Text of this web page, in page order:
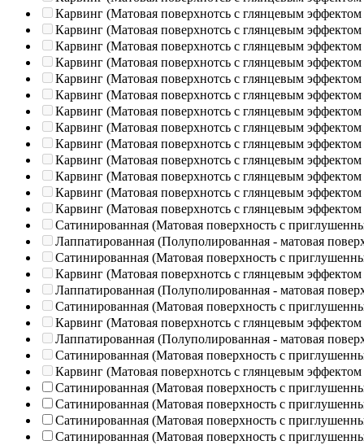
Карвинг (Матовая поверхнотсь с глянцевым эффектом
Карвинг (Матовая поверхнотсь с глянцевым эффектом
Карвинг (Матовая поверхнотсь с глянцевым эффектом
Карвинг (Матовая поверхнотсь с глянцевым эффектом
Карвинг (Матовая поверхнотсь с глянцевым эффектом
Карвинг (Матовая поверхнотсь с глянцевым эффектом
Карвинг (Матовая поверхнотсь с глянцевым эффектом
Карвинг (Матовая поверхнотсь с глянцевым эффектом
Карвинг (Матовая поверхнотсь с глянцевым эффектом
Карвинг (Матовая поверхнотсь с глянцевым эффектом
Карвинг (Матовая поверхнотсь с глянцевым эффектом
Карвинг (Матовая поверхнотсь с глянцевым эффектом
Карвинг (Матовая поверхнотсь с глянцевым эффектом
Сатинированная (Матовая поверхность с
Лаппатированная (Полуполированная - матовая
Сатинированная (Матовая поверхность с
Карвинг (Матовая поверхнотсь с глянцевым эффектом
Лаппатированная (Полуполированная - матовая
Сатинированная (Матовая поверхность с
Карвинг (Матовая поверхнотсь с глянцевым эффектом
Лаппатированная (Полуполированная - матовая
Сатинированная (Матовая поверхность с
Карвинг (Матовая поверхнотсь с глянцевым эффектом
Сатинированная (Матовая поверхность с
Сатинированная (Матовая поверхность с
Сатинированная (Матовая поверхность с
Сатинированная (Матовая поверхность с